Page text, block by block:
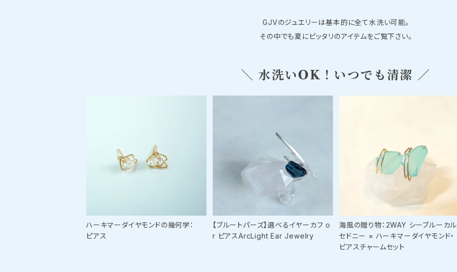
GJVのジュエリーは基本的に全て水洗い可能。
その中でも夏にピッタリのアイテムをご覧下さい。
＼ 水洗いOK！いつでも清潔 ／
ハーキマーダイヤモンドの幾何学：
ピアス
【ブルートパーズ】選べるイヤーカフ o
r ピアスArcLight Ear Jewelry
海風の贈り物：2WAY シーブルーカル
セドニー × ハーキマーダイヤモンド・
ピアスチャームセット